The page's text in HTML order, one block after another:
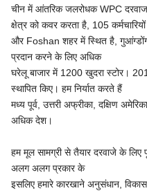
चीन में आंतरिक जलरोधक WPC
क्षेत्र को कवर करता है, 105 कर्मचारियों
और Foshan शहर में स्थित है, गुआंग्डोंग
प्रदान करने के लिए अधिक
घरेलू बाजार में 1200 खुदरा स्टोर।
स्थापित किए। हम निर्यात करते हैं
मध्य पूर्व, उत्तरी अफ्रीका, दक्षिण
अधिक देश।
हम मूल सामग्री से तैयार दरवाजे के लिए
अलग अलग प्रकार के
इसलिए हमारे कारखाने अनुसंधान,